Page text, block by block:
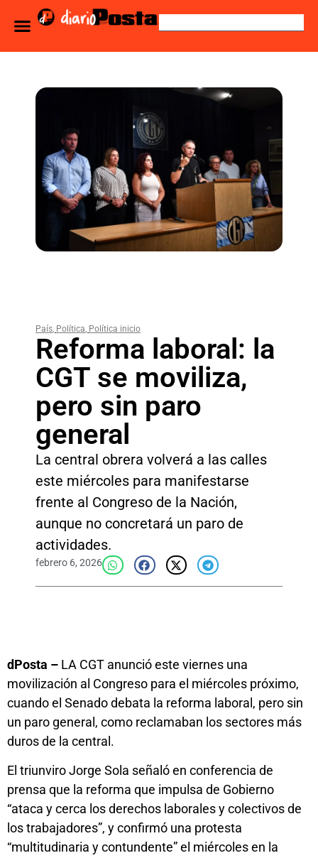
País, Política, Política inicio
Reforma laboral: la
CGT se moviliza,
pero sin paro
general
La central obrera volverá a las calles
este miércoles para manifestarse
frente al Congreso de la Nación,
aunque no concretará un paro de
actividades.
febrero 6, 2026
dPosta – LA CGT anunció este viernes una
movilización al Congreso para el miércoles próximo,
cuando el Senado debata la reforma laboral, pero sin
un paro general, como reclamaban los sectores más
duros de la central.
El triunviro Jorge Sola señaló en conferencia de
prensa que la reforma que impulsa de Gobierno
“ataca y cerca los derechos laborales y colectivos de
los trabajadores”, y confirmó una protesta
“multitudinaria y contundente” el miércoles en la